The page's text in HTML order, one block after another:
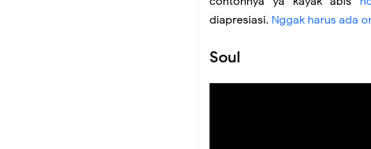
diapresiasi. Nggak harus ada
Soul